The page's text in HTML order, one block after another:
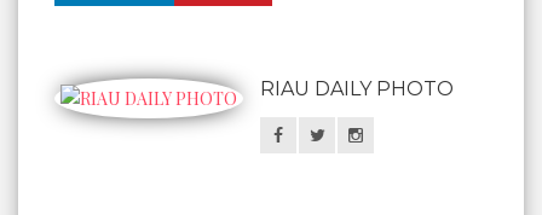
RIAU DAILY PHOTO